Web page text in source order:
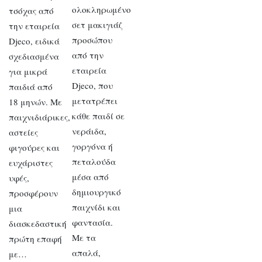
τσόχας από
την εταιρεία
Djeco, ειδικά
σχεδιασμένα
για μικρά
παιδιά από
18 μηνών. Με
παιχνιδιάρικες,
αστείες
φιγούρες και
ευχάριστες
υφές,
προσφέρουν
μια
διασκεδαστική
πρώτη επαφή
με…
ολοκληρωμένο
σετ μακιγιάζ
προσώπου
από την
εταιρεία
Djeco, που
μετατρέπει
κάθε παιδί σε
νεράιδα,
γοργόνα ή
πεταλούδα
μέσα από
δημιουργικό
παιχνίδι και
φαντασία.
Με τα
απαλά,